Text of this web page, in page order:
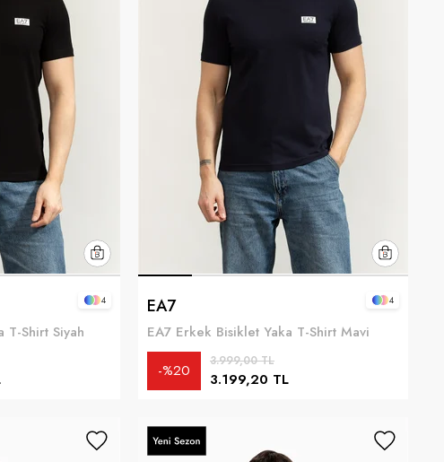
T-Shirt Siyah
4 EA7
EA7 Erkek Bisiklet Yaka T-Shirt Mavi
3.199,20 TL
3.999,00 TL
%20
4